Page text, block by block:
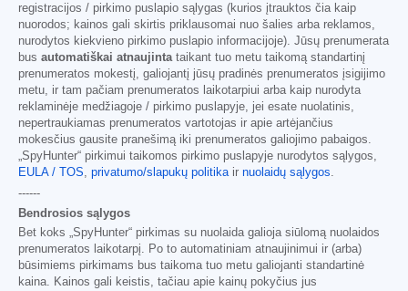
registracijos / pirkimo puslapio sąlygas (kurios įtrauktos čia kaip
nuorodos; kainos gali skirtis priklausomai nuo šalies arba reklamos,
nurodytos kiekvieno pirkimo puslapio informacijoje). Jūsų prenumerata
bus automatiškai atnaujintataikant tuo metu taikomą standartinį
prenumeratos mokestį, galiojantį jūsų pradinės prenumeratos įsigijimo
metu, ir tam pačiam prenumeratos laikotarpiui arba kaip nurodyta
reklaminėje medžiagoje / pirkimo puslapyje, jei esate nuolatinis,
nepertraukiamas prenumeratos vartotojas ir apie artėjančius
mokesčius gausite pranešimą iki prenumeratos galiojimo pabaigos.
„SpyHunter“ pirkimui taikomos pirkimo puslapyje nurodytos sąlygos,
EULA / TOS, privatumo/slapukų politikair nuolaidų sąlygos.
------
Bendrosios sąlygos
Bet koks „SpyHunter“ pirkimas su nuolaida galioja siūlomą nuolaidos
prenumeratos laikotarpį. Po to automatiniam atnaujinimui ir (arba)
būsimiems pirkimams bus taikoma tuo metu galiojanti standartinė
kaina. Kainos gali keistis, tačiau apie kainų pokyčius jus